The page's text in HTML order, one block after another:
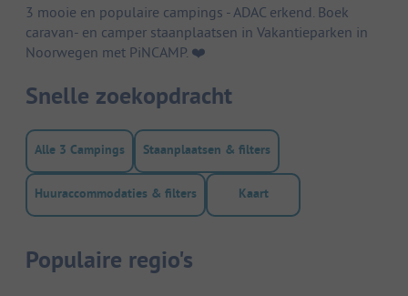
3 mooie en populaire campings - ADAC erkend. Boek
caravan- en camper staanplaatsen in Vakantieparken in
Noorwegen met PiNCAMP. ❤️️
Snelle zoekopdracht
Alle 3 Campings Staanplaatsen & filters
Huuraccommodaties & filters Kaart
Populaire regio's